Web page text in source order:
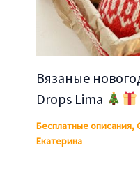
Вязаные
Drops Lima
Бесплатные описания,
Екатерина